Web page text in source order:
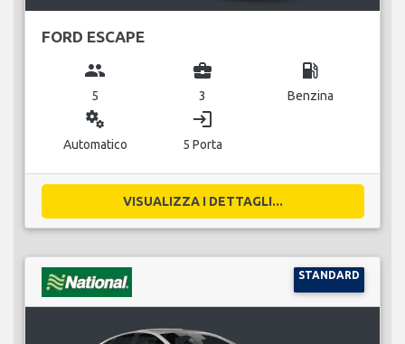
FORD ESCAPE
group
5
business_center
3
local_gas_station
Benzina
miscellaneous_services
Automatico
login
5 Porta
VISUALIZZA I DETTAGLI...
STANDARD